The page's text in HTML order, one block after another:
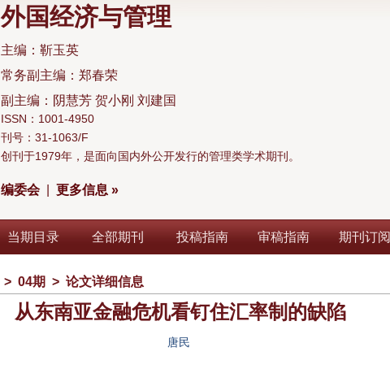
外国经济与管理
主编：靳玉英
常务副主编：郑春荣
副主编：阴慧芳 贺小刚 刘建国
ISSN：1001-4950
刊号：31-1063/F
创刊于1979年，是面向国内外公开发行的管理类学术期刊。
编委会| 更多信息 »
当期目录 全部期刊 投稿指南 审稿指南 期刊订阅
> 04期 > 论文详细信息
从东南亚金融危机看钉住汇率制的缺陷
唐民